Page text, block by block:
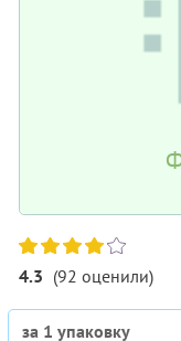
4.3 (92 оценили)
за 1 упаковку